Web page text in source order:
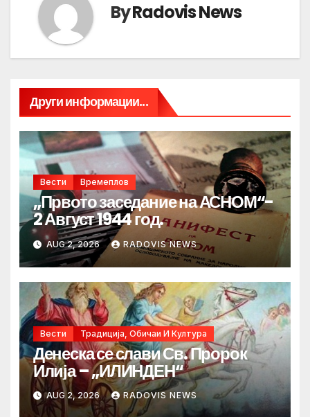
ByRadovis News
Други информации...
Вести Времеплов
„Првото заседание на АСНОМ“-
2 Август 1944 год.
AUG 2, 2026 RADOVIS NEWS
Вести Традиција, Обичаи И Култура
Денеска се слави Св. Пророк
Илија – „ИЛИНДЕН“
AUG 2, 2026 RADOVIS NEWS